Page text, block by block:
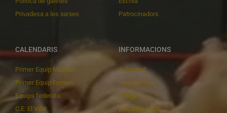
Privadesa a les xarxes
Patrocinadors
CALENDARIS
Primer Equip Masculí
Primer Equip Femení
Equips federats
C.E. El Vilar
INFORMACIONS
Actualitat
Inscripcions
Botiga
Documentació